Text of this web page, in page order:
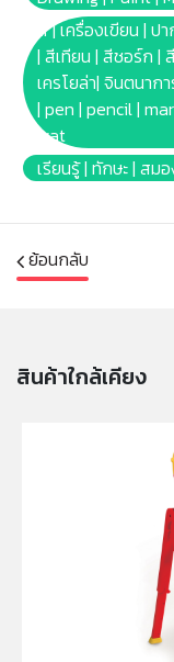
* สีสันสดใส ไม่คม
* แม่เหล็กเต็มแผ่น
ทนทาน สามารถติ
กระดานแม่เหล็กขอ
* ในชุดพร้อมกับ: ตั
26ตัว
* Barcode:
แม่เหล็กรูปอาหาร
* Package Size:
x(H)20.75cm.
หมายเหตุ:
แพ็คเกจโดยร้านฯ
ของผลิตภัณฑ์ที่แส
การตั้งค่าการแส
ห้ามแยกชิ้นส่วนอ
งานในการดูแลข
สี | เครื่องเขียน |
| สีเทียน | สีชอร์ก |
เครโยล่า| จินตนาก
| pen | pencil |
wat
เรียนรู้ | ทักษะ | สม
ย้อนกลับ
สินค้าใกล้เคียง